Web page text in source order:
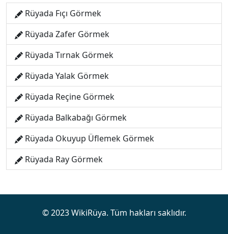
Rüyada Fıçı Görmek
Rüyada Zafer Görmek
Rüyada Tırnak Görmek
Rüyada Yalak Görmek
Rüyada Reçine Görmek
Rüyada Balkabağı Görmek
Rüyada Okuyup Üflemek Görmek
Rüyada Ray Görmek
© 2023 WikiRüya. Tüm hakları saklıdır.